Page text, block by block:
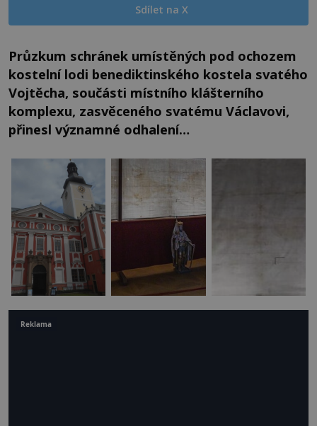
Sdílet na X
Průzkum schránek umístěných pod ochozem
kostelní lodi benediktinského kostela svatého
Vojtěcha, součásti místního klášterního
komplexu, zasvěceného svatému Václavovi,
přinesl významné odhalení…
Reklama